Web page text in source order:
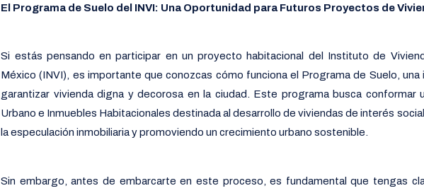
El Programa de Suelo del INVI: Una Oportunidad para Futuros Proyectos de
Si estás pensando en participar en un proyecto habitacional del Instituto de
México (INVI), es importante que conozcas cómo funciona el Programa de Suelo, una
garantizar vivienda digna y decorosa en la ciudad. Este programa busca conformar
Urbano e Inmuebles Habitacionales destinada al desarrollo de viviendas de interés
la especulación inmobiliaria y promoviendo un crecimiento urbano sostenible.
Sin embargo, antes de embarcarte en este proceso, es fundamental que tengas